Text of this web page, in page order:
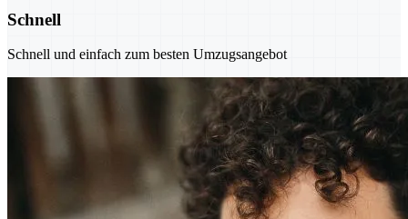
Schnell
Schnell und einfach zum besten Umzugsangebot